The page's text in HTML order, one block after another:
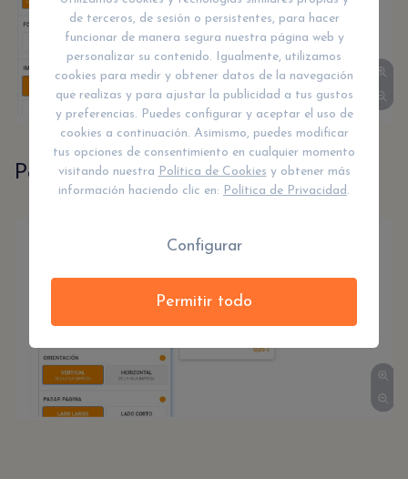
Paso número 8: ORIENTACIÓN
de terceros, de sesión o persistentes, para hacer
funcionar de manera segura nuestra página web y
personalizar su contenido. Igualmente, utilizamos
cookies para medir y obtener datos de la navegación
que realizas y para ajustar la publicidad a tus gustos
y preferencias. Puedes configurar y aceptar el uso de
cookies a continuación. Asimismo, puedes modificar
tus opciones de consentimiento en cualquier momento
visitando nuestra Política de Cookies y obtener más
información haciendo clic en: Política de Privacidad .
Configurar
Permitir todo